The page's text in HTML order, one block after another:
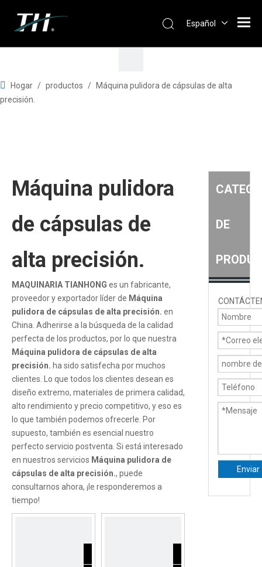
Español
Hogar / productos /
Máquina pulidora de cápsulas de alta
precisión.
Máquina pulidora
de cápsulas de
alta precisión.
MAQUINARIA TIANHONG es un fabricante,
proveedor y exportador líder de Máquina
pulidora de cápsulas de alta precisión. en
China. Adherirse a la búsqueda de la calidad
perfecta de los productos, por lo que nuestra
Máquina pulidora de cápsulas de alta
precisión. ha sido satisfecha por muchos
clientes. Lo que todos los clientes desean es
diseño extremo, materiales de primera calidad,
alto rendimiento y precio competitivo, y eso es
lo que también podemos ofrecerle. Por
supuesto, también es esencial nuestro
perfecto servicio postventa. Si está interesado
en nuestros servicios Máquina pulidora de
cápsulas de alta precisión., puede
consultarnos ahora, ¡le responderemos a
tiempo!
DE
Enviar